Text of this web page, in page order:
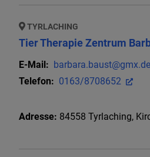
TYRLACHING
Tier Therapie Zentrum
E-Mail: barbara.baust@gmx.de
Telefon: 0163/8708652
Adresse: 84558 Tyrlaching,